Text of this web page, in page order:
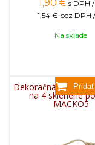
1,90 € s DPH
1,54 € bez DPH
Na sklade
Dekoračná
na 4 sklenené
MACKO5